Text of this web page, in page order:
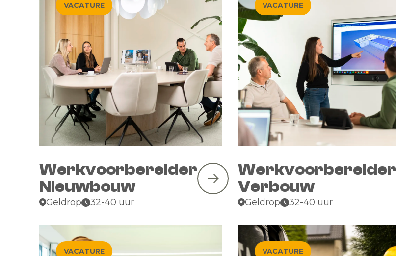
VACATURE
Werkvoorbereider
Nieuwbouw
Geldrop 32-40 uur
VACATURE
Werkvoorbereider
Verbouw
Geldrop 32-40 uur
VACATURE VACATURE